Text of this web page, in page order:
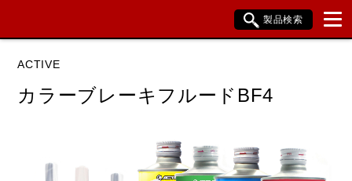
製品検索
データを準備しています。
ACTIVE
カラーブレーキフルードBF4